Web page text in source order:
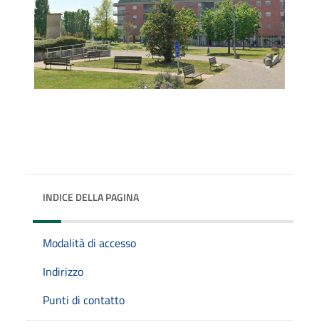
INDICE DELLA PAGINA
Modalità di accesso
Indirizzo
Punti di contatto